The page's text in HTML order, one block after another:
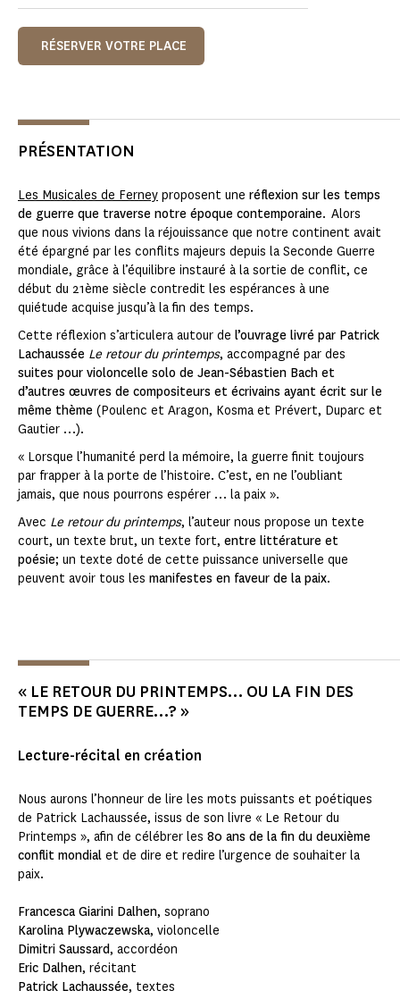
RÉSERVER VOTRE PLACE
PRÉSENTATION
Les Musicales de Ferney proposent une réflexion sur les temps
de guerre que traverse notre époque contemporaine. Alors
que nous vivions dans la réjouissance que notre continent avait
été épargné par les conflits majeurs depuis la Seconde Guerre
mondiale, grâce à l’équilibre instauré à la sortie de conflit, ce
début du 21ème siècle contredit les espérances à une
quiétude acquise jusqu’à la fin des temps.
Cette réflexion s’articulera autour de l’ouvrage livré par Patrick
Lachaussée Le retour du printemps, accompagné par des
suites pour violoncelle solo de Jean-Sébastien Bach et
d’autres œuvres de compositeurs et écrivains ayant écrit sur le
même thème (Poulenc et Aragon, Kosma et Prévert, Duparc et
Gautier …).
« Lorsque l’humanité perd la mémoire, la guerre finit toujours
par frapper à la porte de l’histoire. C’est, en ne l’oubliant
jamais, que nous pourrons espérer … la paix ».
Avec Le retour du printemps, l’auteur nous propose un texte
court, un texte brut, un texte fort, entre littérature et
poésie; un texte doté de cette puissance universelle que
peuvent avoir tous les manifestes en faveur de la paix.
« LE RETOUR DU PRINTEMPS… OU LA FIN DES
TEMPS DE GUERRE…? »
Lecture-récital en création
Nous aurons l’honneur de lire les mots puissants et poétiques
de Patrick Lachaussée, issus de son livre « Le Retour du
Printemps », afin de célébrer les 80 ans de la fin du deuxième
conflit mondial et de dire et redire l’urgence de souhaiter la
paix.
Francesca Giarini Dalhen, soprano
Karolina Plywaczewska, violoncelle
Dimitri Saussard, accordéon
Eric Dalhen, récitant
Patrick Lachaussée, textes